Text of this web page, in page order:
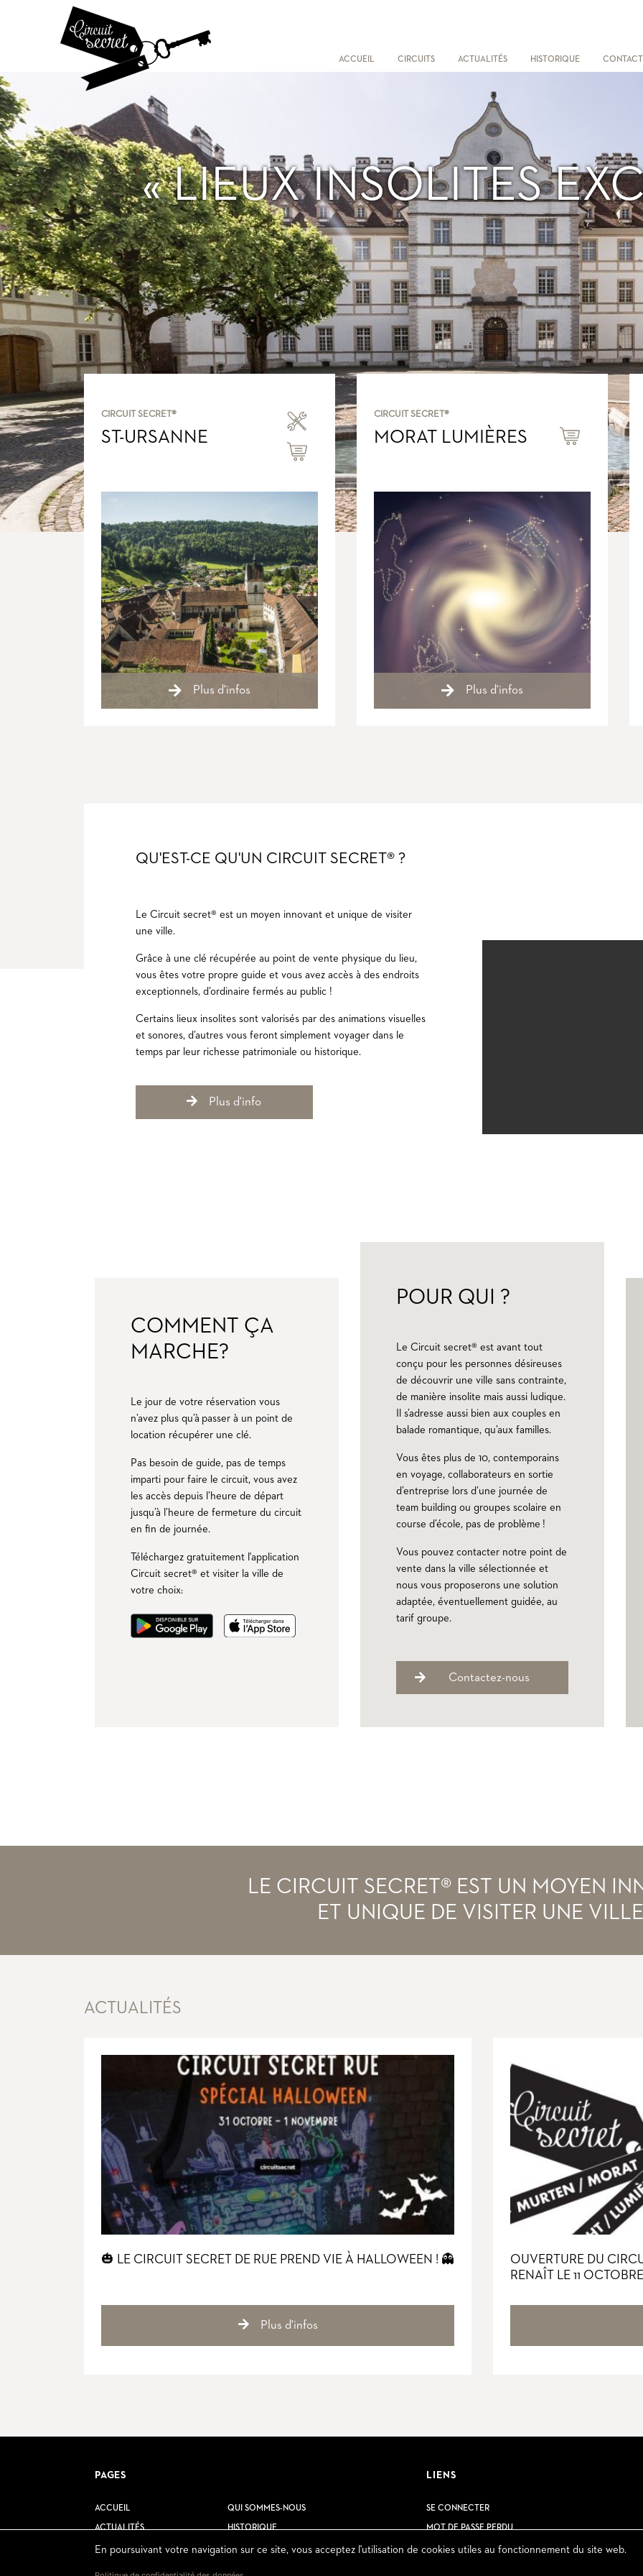
ACCUEIL CIRCUITS ACTUALITÉS HISTORIQUE CONTACT
En poursuivant votre navigation sur ce site, vous acceptez l'utilisation de cookies utiles au fonctionnement du site web.
« LIEUX INSOLITES
CIRCUIT SECRET®
ST-URSANNE
Plus d'infos
CIRCUIT SECRET®
MORAT LUMIÈRES
Plus d'infos
QU'EST-CE QU'UN CIRCUIT SECRET® ?
Le Circuit secret® est un moyen innovant et unique de visiter
une ville.
Grâce à une clé récupérée au point de vente physique du lieu,
vous êtes votre propre guide et vous avez accès à des endroits
exceptionnels, d’ordinaire fermés au public !
Certains lieux insolites sont valorisés par des animations visuelles
et sonores, d’autres vous feront simplement voyager dans le
temps par leur richesse patrimoniale ou historique.​​​​​​
Plus d'info
COMMENT ÇA
MARCHE?
Le jour de votre réservation vous
n’avez plus qu’à passer à un point de
location récupérer une clé.
Pas besoin de guide, pas de temps
imparti pour faire le circuit, vous avez
les accès depuis l’heure de départ
jusqu’à l’heure de fermeture du circuit
en fin de journée.
Téléchargez gratuitement l'application
Circuit secret® et visiter la ville de
votre choix:
POUR QUI ?
Le Circuit secret® est avant tout
conçu pour les personnes désireuses
de découvrir une ville sans contrainte,
de manière insolite mais aussi ludique.
Il s’adresse aussi bien aux couples en
balade romantique, qu’aux familles.
Vous êtes plus de 10, contemporains
en voyage, collaborateurs en sortie
d’entreprise lors d’une journée de
team building ou groupes scolaire en
course d’école, pas de problème !
Vous pouvez contacter notre point de
vente dans la ville sélectionnée et
nous vous proposerons une solution
adaptée, éventuellement guidée, au
tarif groupe.
Contactez-nous
LE CIRCUIT SECRET® EST UN MOYEN
ET UNIQUE DE VISITER UNE
ACTUALITÉS
🎃 LE CIRCUIT SECRET DE RUE PREND VIE À HALLOWEEN ! 👻
Plus d'infos
OUVERTURE DU
RENAÎT LE 11
PAGES
ACCUEIL
ACTUALITÉS
CIRCUITS
QUI SOMMES-NOUS
HISTORIQUE
CONTACT
LIENS
SE CONNECTER
MOT DE PASSE PERDU
CONDITIONS GÉNÉRALES